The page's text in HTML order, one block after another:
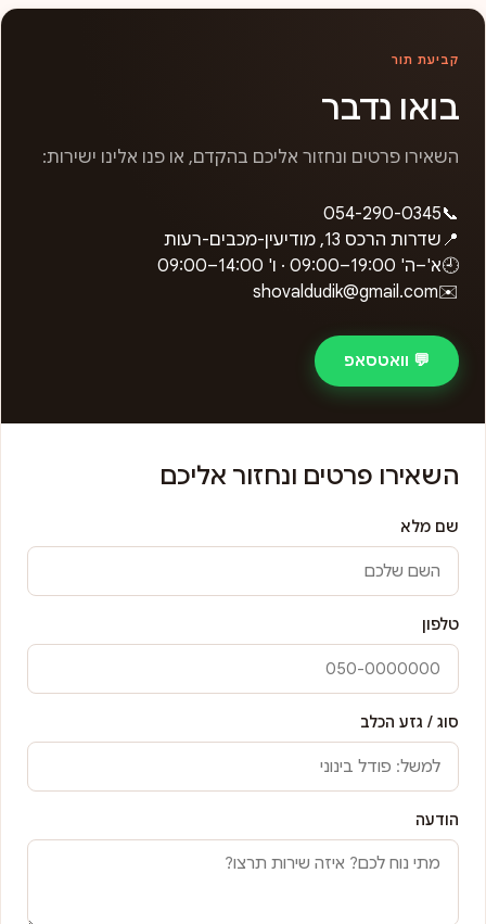
קביעת תור
בואו נדבר
השאירו פרטים ונחזור אליכם בהקדם, או פנו אלינו ישירות:
📞
054-290-0345
📍 שדרות הרכס 13, מודיעין-מכבים-רעות
🕘א'–ה' 09:00–19:00 · ו' 09:00–14:00
✉️
shovaldudik@gmail.com
💬 וואטסאפ
השאירו פרטים ונחזור אליכם
שם מלא
טלפון
סוג / גזע הכלב
הודעה